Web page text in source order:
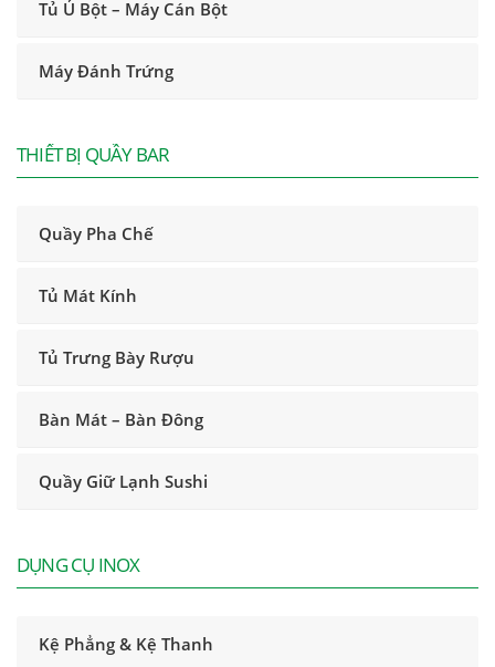
Tủ Ủ Bột – Máy Cán Bột
Máy Đánh Trứng
THIẾT BỊ QUẦY BAR
Quầy Pha Chế
Tủ Mát Kính
Tủ Trưng Bày Rượu
Bàn Mát – Bàn Đông
Quầy Giữ Lạnh Sushi
DỤNG CỤ INOX
Kệ Phẳng & Kệ Thanh